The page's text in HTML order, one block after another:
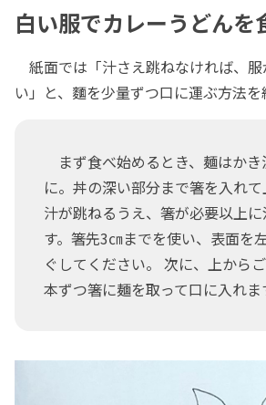
白い服でカレーうどんを
紙面では「汁さえ跳ねなければ、
い」と、麵を少量ずつ口に運ぶ方法を
まず食べ始めるとき、麺はかき
に。丼の深い部分まで箸を入れ
汁が跳ねるうえ、箸が必要以上
す。箸先3㎝までを使い、表面を
ぐしてください。 次に、上から
本ずつ箸に麺を取って口に入れま